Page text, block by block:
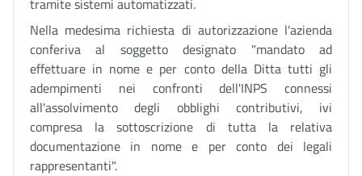
tramite sistemi automatizzati.
Nella medesima richiesta di autorizzazione l'azienda
conferiva al soggetto designato "mandato ad
effettuare in nome e per conto della Ditta tutti gli
adempimenti nei confronti dell'INPS connessi
all'assolvimento degli obblighi contributivi, ivi
compresa la sottoscrizione di tutta la relativa
documentazione in nome e per conto dei legali
rappresentanti".